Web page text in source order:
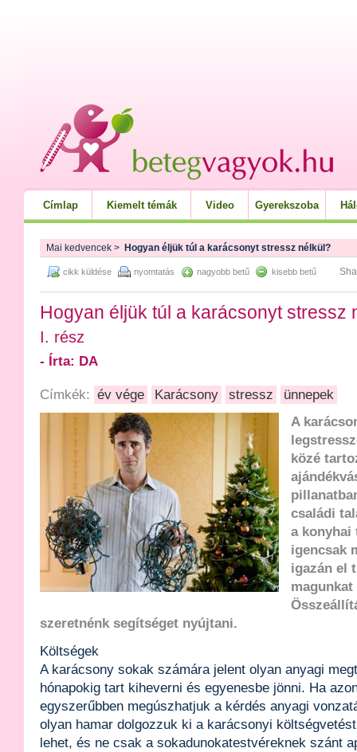
Címlap Kiemelt témák Video Gyerekszoba
Mai kedvencek > Hogyan éljük túl a karácsonyt stressz nélkül?
cikk küldése nyomtatás nagyobb betű kisebb betű
Hogyan éljük túl a karácsonyt stressz
I. rész
- Írta: DA
Címkék: év vége Karácsony stressz
ünnepek
A
közé
családi
a konyhai
igencsak
igazán el
magunkat
szeretnénk segítséget nyújtani.
Költségek
A karácsony sokak számára jelent olyan anyagi
hónapokig tart kiheverni és egyenesbe jönni. Ha
egyszerűbben megúszhatjuk a kérdés anyagi
olyan hamar dolgozzuk ki a karácsonyi
lehet, és ne csak a sokadunokatestvéreknek szánt